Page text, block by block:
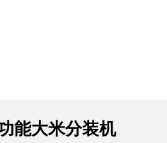
能大米分装机